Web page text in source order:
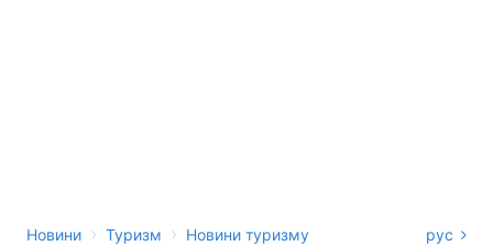
Новини › Туризм › Новини туризму рус